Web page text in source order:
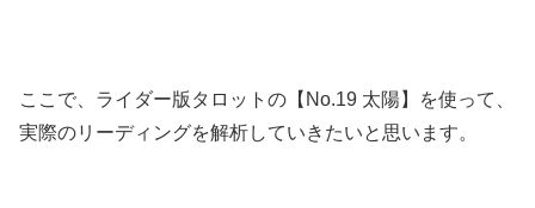
ここで、ライダー版タロットの【No.19 太陽】を使って、
実際のリーディングを解析していきたいと思います。